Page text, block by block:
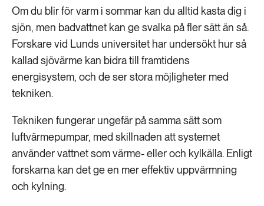
Om du blir för varm i sommar kan du alltid kasta dig i
sjön, men badvattnet kan ge svalka på fler sätt än så.
Forskare vid Lunds universitet har undersökt hur så
kallad sjövärme kan bidra till framtidens
energisystem, och de ser stora möjligheter med
tekniken.
Tekniken fungerar ungefär på samma sätt som
luftvärmepumpar, med skillnaden att systemet
använder vattnet som värme- eller och kylkälla. Enligt
forskarna kan det ge en mer effektiv uppvärmning
och kylning.